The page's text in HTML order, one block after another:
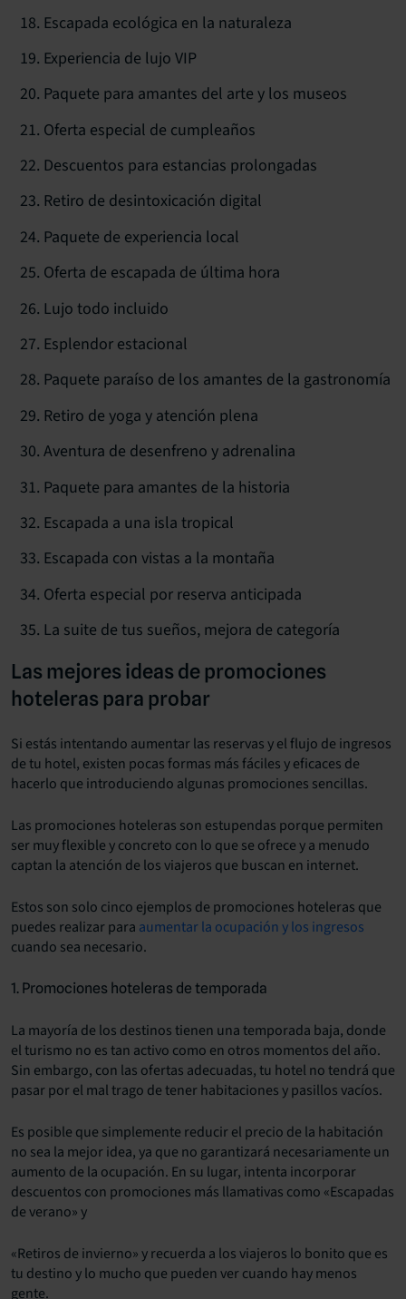
Escapada ecológica en la naturaleza
Experiencia de lujo VIP
Paquete para amantes del arte y los museos
Oferta especial de cumpleaños
Descuentos para estancias prolongadas
Retiro de desintoxicación digital
Paquete de experiencia local
Oferta de escapada de última hora
Lujo todo incluido
Esplendor estacional
Paquete paraíso de los amantes de la gastronomía
Retiro de yoga y atención plena
Aventura de desenfreno y adrenalina
Paquete para amantes de la historia
Escapada a una isla tropical
Escapada con vistas a la montaña
Oferta especial por reserva anticipada
La suite de tus sueños, mejora de categoría
Las mejores ideas de promociones
hoteleras para probar
Si estás intentando aumentar las reservas y el flujo de ingresos
de tu hotel, existen pocas formas más fáciles y eficaces de
hacerlo que introduciendo algunas promociones sencillas.
Las promociones hoteleras son estupendas porque permiten
ser muy flexible y concreto con lo que se ofrece y a menudo
captan la atención de los viajeros que buscan en internet.
Estos son solo cinco ejemplos de promociones hoteleras que
puedes realizar para aumentar la ocupación y los ingresos
cuando sea necesario.
1. Promociones hoteleras de temporada
La mayoría de los destinos tienen una temporada baja, donde
el turismo no es tan activo como en otros momentos del año.
Sin embargo, con las ofertas adecuadas, tu hotel no tendrá que
pasar por el mal trago de tener habitaciones y pasillos vacíos.
Es posible que simplemente reducir el precio de la habitación
no sea la mejor idea, ya que no garantizará necesariamente un
aumento de la ocupación. En su lugar, intenta incorporar
descuentos con promociones más llamativas como «Escapadas
de verano» y
«Retiros de invierno» y recuerda a los viajeros lo bonito que es
tu destino y lo mucho que pueden ver cuando hay menos
gente.